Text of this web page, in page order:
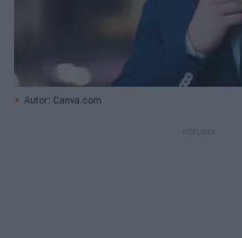
Autor: Canva.com